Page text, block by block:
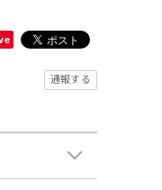
通報する